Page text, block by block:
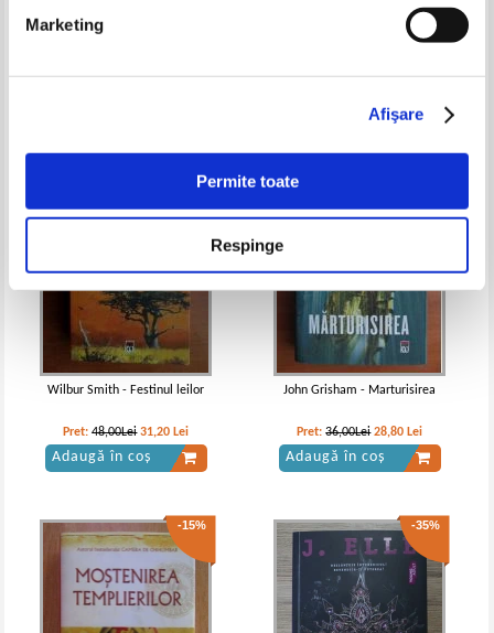
Marketing
Afişare
Permite toate
Respinge
Julie Johnson - Wind weaver
Josh Malerman - Bird box.
-35%
Wilbur Smith - Festinul leilor
Pret:48,00Lei 31,20 Lei
Adaugă în coș
-20%
John Grisham - Marturisirea
Pret:36,00Lei 28,80 Lei
Adaugă în coș
-15% -35%